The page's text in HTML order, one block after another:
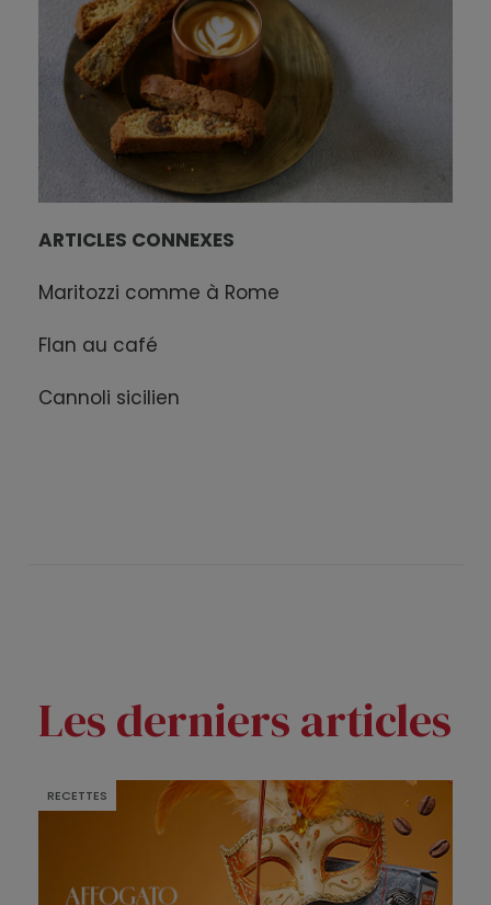
ARTICLES CONNEXES
Maritozzi comme à Rome
Flan au café
Cannoli sicilien
Les derniers articles
RECETTES